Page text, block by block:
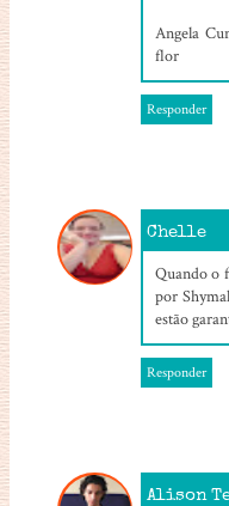
Angela
flor
Responder
Chelle
Quando o
por
estão
Responder
Alison